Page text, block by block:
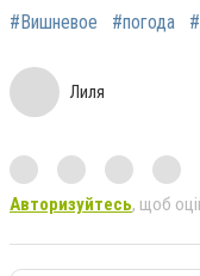
#Вишневое
#погода
Лиля
Авторизуйтесь, щоб